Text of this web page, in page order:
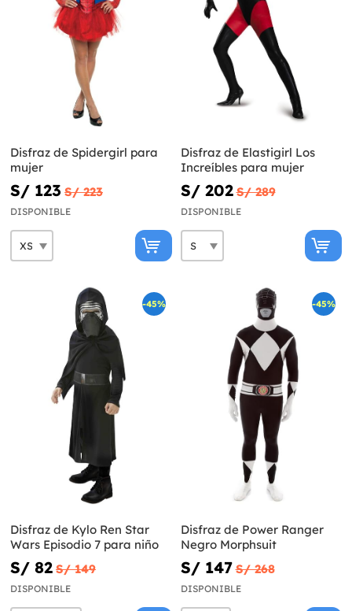
Disfraz de Spidergirl para
mujer
S/ 123 S/ 223
DISPONIBLE
Disfraz de Elastigirl Los
Increíbles para mujer
S/ 202 S/ 289
DISPONIBLE
-45%
Disfraz de Kylo Ren Star
Wars Episodio 7 para niño
S/ 82 S/ 149
DISPONIBLE
-45%
Disfraz de Power Ranger
Negro Morphsuit
S/ 147 S/ 268
DISPONIBLE